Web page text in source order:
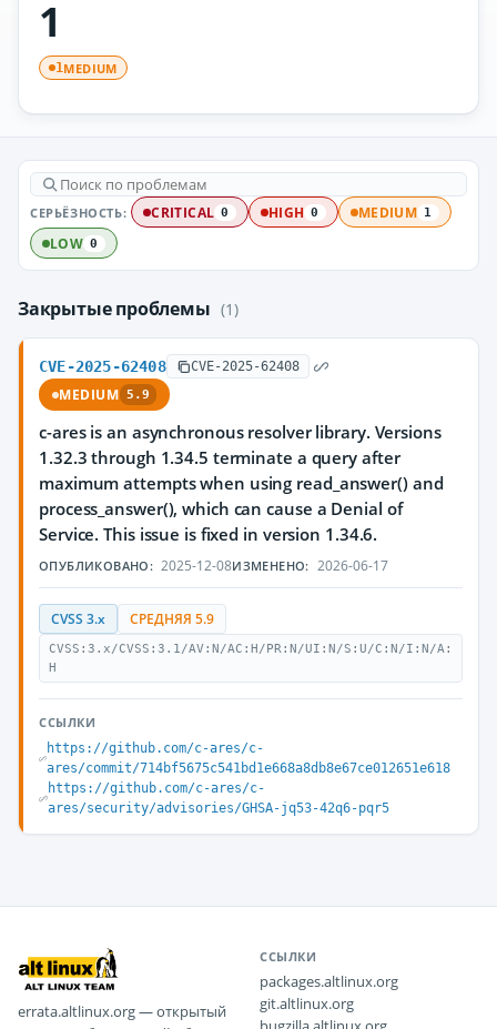
1
1MEDIUM
СЕРЬЁЗНОСТЬ: CRITICAL 0 HIGH 0 MEDIUM 1
LOW 0
Закрытые проблемы (1)
CVE-2025-62408 CVE-2025-62408
MEDIUM 5.9
c-ares is an asynchronous resolver library. Versions
1.32.3 through 1.34.5 terminate a query after
maximum attempts when using read_answer() and
process_answer(), which can cause a Denial of
Service. This issue is fixed in version 1.34.6.
ОПУБЛИКОВАНО: 2025-12-08ИЗМЕНЕНО: 2026-06-17
CVSS 3.x СРЕДНЯЯ 5.9
CVSS:3.x/CVSS:3.1/AV:N/AC:H/PR:N/UI:N/S:U/C:N/I:N/A:
H
ССЫЛКИ
https://github.com/c-ares/c-
ares/commit/714bf5675c541bd1e668a8db8e67ce012651e618
https://github.com/c-ares/c-
ares/security/advisories/GHSA-jq53-42q6-pqr5
errata.altlinux.org — открытый
ССЫЛКИ
packages.altlinux.org
git.altlinux.org